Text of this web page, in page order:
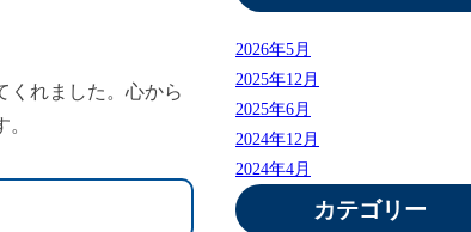
くれました。心から
2026年5月
2025年12月
2025年6月
2024年12月
2024年4月
カテゴリー